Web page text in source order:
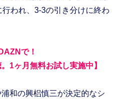
われ、3-3の引き分けに終わ
で！
1ヶ月無料お試し実施中】
和の興梠慎三が決定的なシ